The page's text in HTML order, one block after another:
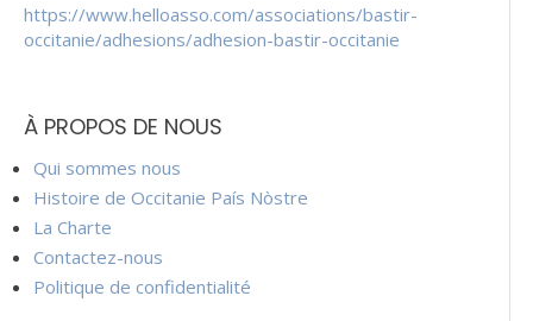
https://www.helloasso.com/associations/bastir-
occitanie/adhesions/adhesion-bastir-occitanie
À PROPOS DE NOUS
Qui sommes nous
Histoire de Occitanie País Nòstre
La Charte
Contactez-nous
Politique de confidentialité